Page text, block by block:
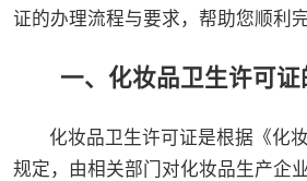
证的办理流程与要求，帮助您顺利完
一、化妆品卫生许可证
化妆品卫生许可证是根据《化
规定，由相关部门对化妆品生产企